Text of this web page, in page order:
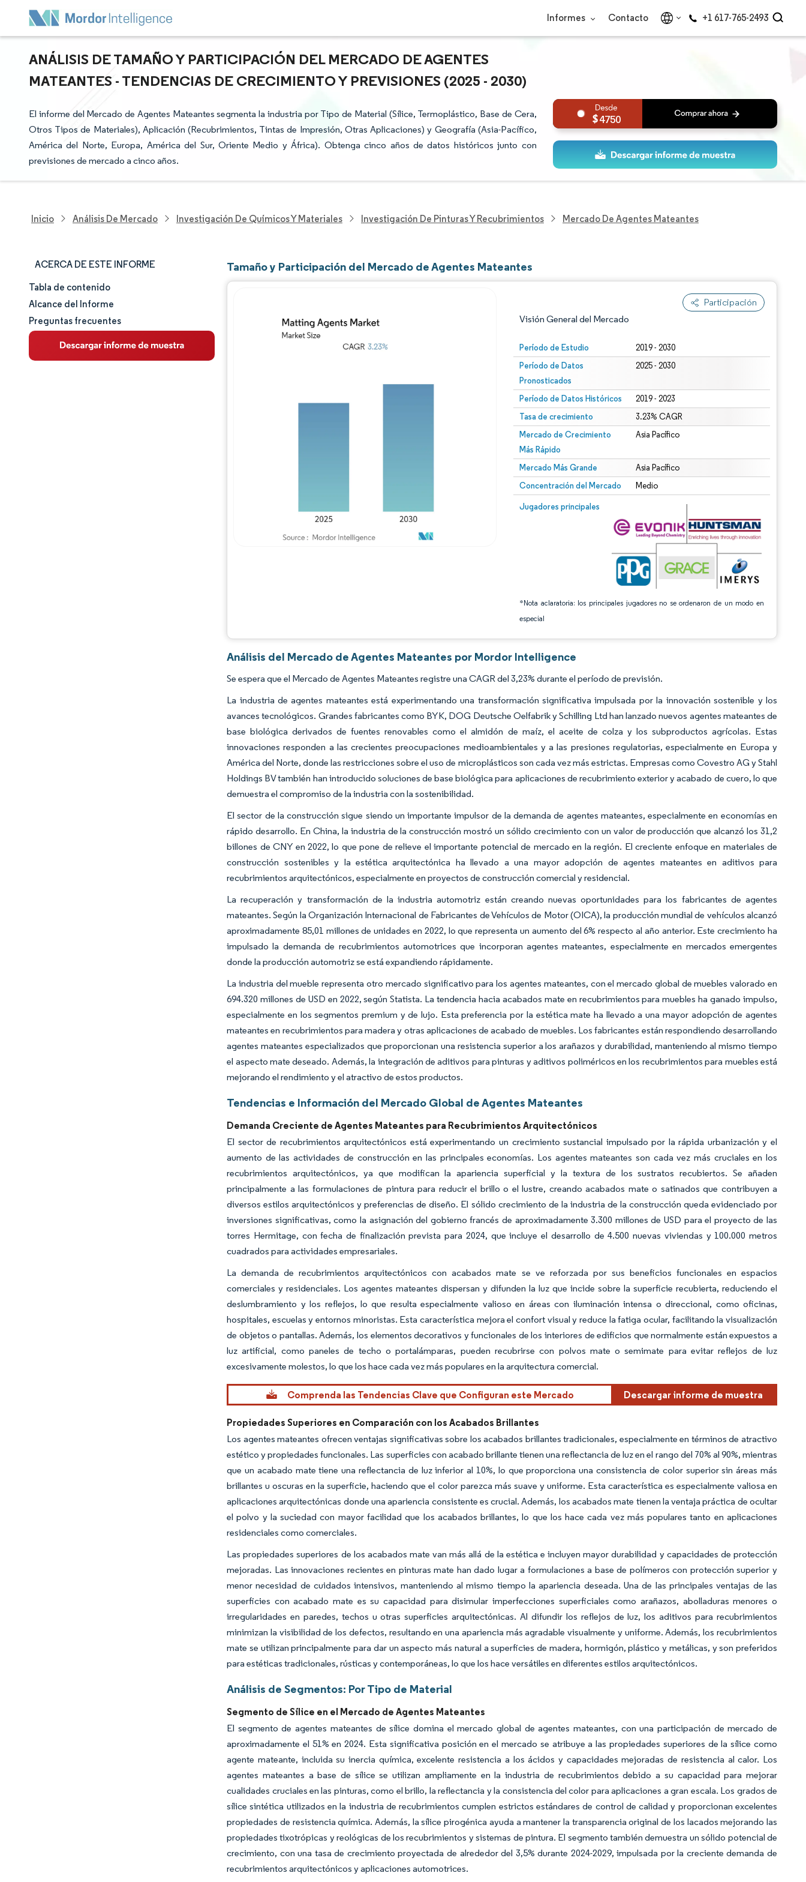
Informes Contacto +1 617-765-2493
ANÁLISIS DE TAMAÑO Y PARTICIPACIÓN DEL MERCADO DE AGENTES
MATEANTES - TENDENCIAS DE CRECIMIENTO Y PREVISIONES (2025 - 2030)
El informe del Mercado de Agentes Mateantes segmenta la industria por Tipo de Material (Sílice, Termoplástico, Base de Cera,
Otros Tipos de Materiales), Aplicación (Recubrimientos, Tintas de Impresión, Otras Aplicaciones) y Geografía (Asia-Pacífico,
América del Norte, Europa, América del Sur, Oriente Medio y África). Obtenga cinco años de datos históricos junto con
previsiones de mercado a cinco años.
4750
Inicio Análisis De Mercado Investigación De Químicos Y Materiales Investigación De Pinturas Y Recubrimientos Mercado De Agentes Mateantes
ACERCA DE ESTE INFORME
Panorama del Mercado
Análisis de mercado
Tendencias Principales del Mercado
Tabla de contenido
Alcance del Informe
Preguntas frecuentes
Tamaño y Participación del Mercado de Agentes Mateantes
Participación
Visión General del Mercado
Período de Estudio 2019 - 2030
Período de Datos
Pronosticados
2025 - 2030
Período de Datos Históricos 2019 - 2023
Tasa de crecimiento 3.23% CAGR
Mercado de Crecimiento
Más Rápido
Asia Pacífico
Mercado Más Grande Asia Pacífico
Concentración del Mercado Medio
Jugadores principales
*Nota aclaratoria: los principales jugadores no se ordenaron de un modo en
especial
Imagen © Mordor Intelligence. El uso requiere atribución según CC BY 4.0.
Imagen © Mordor Intelligence. El uso requiere atribución según CC BY 4.0.
Análisis del Mercado de Agentes Mateantes por Mordor Intelligence
Se espera que el Mercado de Agentes Mateantes registre una CAGR del 3,23% durante el período de previsión.
La industria de agentes mateantes está experimentando una transformación significativa impulsada por la innovación sostenible y los
avances tecnológicos. Grandes fabricantes como BYK, DOG Deutsche Oelfabrik y Schilling Ltd han lanzado nuevos agentes mateantes de
base biológica derivados de fuentes renovables como el almidón de maíz, el aceite de colza y los subproductos agrícolas. Estas
innovaciones responden a las crecientes preocupaciones medioambientales y a las presiones regulatorias, especialmente en Europa y
América del Norte, donde las restricciones sobre el uso de microplásticos son cada vez más estrictas. Empresas como Covestro AG y Stahl
Holdings BV también han introducido soluciones de base biológica para aplicaciones de recubrimiento exterior y acabado de cuero, lo que
demuestra el compromiso de la industria con la sostenibilidad.
El sector de la construcción sigue siendo un importante impulsor de la demanda de agentes mateantes, especialmente en economías en
rápido desarrollo. En China, la industria de la construcción mostró un sólido crecimiento con un valor de producción que alcanzó los 31,2
billones de CNY en 2022, lo que pone de relieve el importante potencial de mercado en la región. El creciente enfoque en materiales de
construcción sostenibles y la estética arquitectónica ha llevado a una mayor adopción de agentes mateantes en aditivos para
recubrimientos arquitectónicos, especialmente en proyectos de construcción comercial y residencial.
La recuperación y transformación de la industria automotriz están creando nuevas oportunidades para los fabricantes de agentes
mateantes. Según la Organización Internacional de Fabricantes de Vehículos de Motor (OICA), la producción mundial de vehículos alcanzó
aproximadamente 85,01 millones de unidades en 2022, lo que representa un aumento del 6% respecto al año anterior. Este crecimiento ha
impulsado la demanda de recubrimientos automotrices que incorporan agentes mateantes, especialmente en mercados emergentes
donde la producción automotriz se está expandiendo rápidamente.
La industria del mueble representa otro mercado significativo para los agentes mateantes, con el mercado global de muebles valorado en
694.320 millones de USD en 2022, según Statista. La tendencia hacia acabados mate en recubrimientos para muebles ha ganado impulso,
especialmente en los segmentos premium y de lujo. Esta preferencia por la estética mate ha llevado a una mayor adopción de agentes
mateantes en recubrimientos para madera y otras aplicaciones de acabado de muebles. Los fabricantes están respondiendo desarrollando
agentes mateantes especializados que proporcionan una resistencia superior a los arañazos y durabilidad, manteniendo al mismo tiempo
el aspecto mate deseado. Además, la integración de aditivos para pinturas y aditivos poliméricos en los recubrimientos para muebles está
mejorando el rendimiento y el atractivo de estos productos.
Tendencias e Información del Mercado Global de Agentes Mateantes
Demanda Creciente de Agentes Mateantes para Recubrimientos Arquitectónicos
El sector de recubrimientos arquitectónicos está experimentando un crecimiento sustancial impulsado por la rápida urbanización y el
aumento de las actividades de construcción en las principales economías. Los agentes mateantes son cada vez más cruciales en los
recubrimientos arquitectónicos, ya que modifican la apariencia superficial y la textura de los sustratos recubiertos. Se añaden
principalmente a las formulaciones de pintura para reducir el brillo o el lustre, creando acabados mate o satinados que contribuyen a
diversos estilos arquitectónicos y preferencias de diseño. El sólido crecimiento de la industria de la construcción queda evidenciado por
inversiones significativas, como la asignación del gobierno francés de aproximadamente 3.300 millones de USD para el proyecto de las
torres Hermitage, con fecha de finalización prevista para 2024, que incluye el desarrollo de 4.500 nuevas viviendas y 100.000 metros
cuadrados para actividades empresariales.
La demanda de recubrimientos arquitectónicos con acabados mate se ve reforzada por sus beneficios funcionales en espacios
comerciales y residenciales. Los agentes mateantes dispersan y difunden la luz que incide sobre la superficie recubierta, reduciendo el
deslumbramiento y los reflejos, lo que resulta especialmente valioso en áreas con iluminación intensa o direccional, como oficinas,
hospitales, escuelas y entornos minoristas. Esta característica mejora el confort visual y reduce la fatiga ocular, facilitando la visualización
de objetos o pantallas. Además, los elementos decorativos y funcionales de los interiores de edificios que normalmente están expuestos a
luz artificial, como paneles de techo o portalámparas, pueden recubrirse con polvos mate o semimate para evitar reflejos de luz
excesivamente molestos, lo que los hace cada vez más populares en la arquitectura comercial.
Comprenda las Tendencias Clave que Configuran este Mercado Descargar informe de muestra
Propiedades Superiores en Comparación con los Acabados Brillantes
Los agentes mateantes ofrecen ventajas significativas sobre los acabados brillantes tradicionales, especialmente en términos de atractivo
estético y propiedades funcionales. Las superficies con acabado brillante tienen una reflectancia de luz en el rango del 70% al 90%, mientras
que un acabado mate tiene una reflectancia de luz inferior al 10%, lo que proporciona una consistencia de color superior sin áreas más
brillantes u oscuras en la superficie, haciendo que el color parezca más suave y uniforme. Esta característica es especialmente valiosa en
aplicaciones arquitectónicas donde una apariencia consistente es crucial. Además, los acabados mate tienen la ventaja práctica de ocultar
el polvo y la suciedad con mayor facilidad que los acabados brillantes, lo que los hace cada vez más populares tanto en aplicaciones
residenciales como comerciales.
Las propiedades superiores de los acabados mate van más allá de la estética e incluyen mayor durabilidad y capacidades de protección
mejoradas. Las innovaciones recientes en pinturas mate han dado lugar a formulaciones a base de polímeros con protección superior y
menor necesidad de cuidados intensivos, manteniendo al mismo tiempo la apariencia deseada. Una de las principales ventajas de las
superficies con acabado mate es su capacidad para disimular imperfecciones superficiales como arañazos, abolladuras menores o
irregularidades en paredes, techos u otras superficies arquitectónicas. Al difundir los reflejos de luz, los aditivos para recubrimientos
minimizan la visibilidad de los defectos, resultando en una apariencia más agradable visualmente y uniforme. Además, los recubrimientos
mate se utilizan principalmente para dar un aspecto más natural a superficies de madera, hormigón, plástico y metálicas, y son preferidos
para estéticas tradicionales, rústicas y contemporáneas, lo que los hace versátiles en diferentes estilos arquitectónicos.
Análisis de Segmentos: Por Tipo de Material
Segmento de Sílice en el Mercado de Agentes Mateantes
El segmento de agentes mateantes de sílice domina el mercado global de agentes mateantes, con una participación de mercado de
aproximadamente el 51% en 2024. Esta significativa posición en el mercado se atribuye a las propiedades superiores de la sílice como
agente mateante, incluida su inercia química, excelente resistencia a los ácidos y capacidades mejoradas de resistencia al calor. Los
agentes mateantes a base de sílice se utilizan ampliamente en la industria de recubrimientos debido a su capacidad para mejorar
cualidades cruciales en las pinturas, como el brillo, la reflectancia y la consistencia del color para aplicaciones a gran escala. Los grados de
sílice sintética utilizados en la industria de recubrimientos cumplen estrictos estándares de control de calidad y proporcionan excelentes
propiedades de resistencia química. Además, la sílice pirogénica ayuda a mantener la transparencia original de los lacados mejorando las
propiedades tixotrópicas y reológicas de los recubrimientos y sistemas de pintura. El segmento también demuestra un sólido potencial de
crecimiento, con una tasa de crecimiento proyectada de alrededor del 3,5% durante 2024-2029, impulsada por la creciente demanda de
recubrimientos arquitectónicos y aplicaciones automotrices.